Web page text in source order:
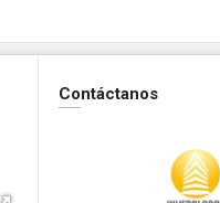
Contáctanos